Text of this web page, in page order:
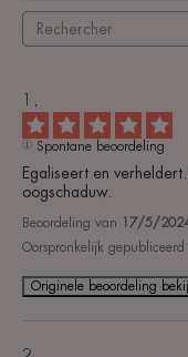
Spontane beoordeling
Egaliseert en
oogschaduw.
Beoordeling van 17/5/
Oorspronkelijk gepubliceerd
Originele beoordeling